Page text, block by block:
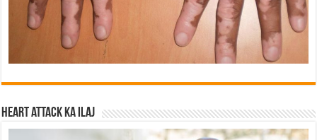
Heart attack ka ilaj